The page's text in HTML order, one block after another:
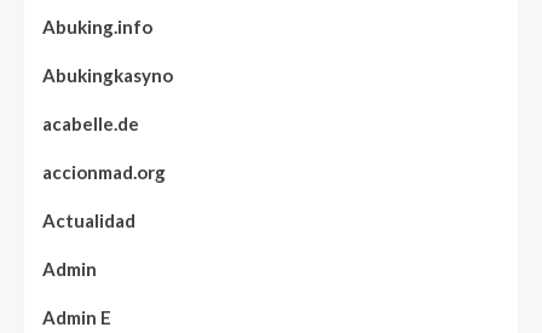
Abuking.info
Abukingkasyno
acabelle.de
accionmad.org
Actualidad
Admin
Admin E